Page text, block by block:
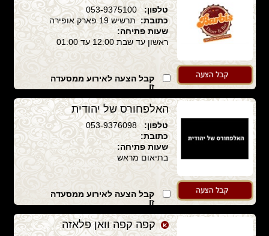
טלפון:053-9375100
כתובת: תרשיש 19 פארק אופירה
שעות פתיחה:
ראשון עד שבת 12:00 עד 01:00
קבל הצעה לאירוע ממסעדה
זו
האלפחורס של יהודית
טלפון:053-9376098
כתובת:
שעות פתיחה:
בתיאום מראש
קבל הצעה לאירוע ממסעדה
זו
קפה קפה וואן פלאזה